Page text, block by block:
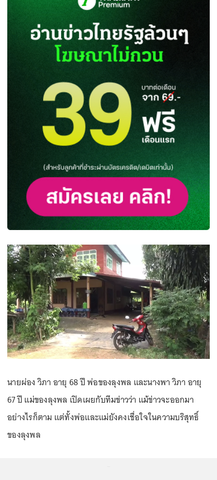
นายผ่อง วิภา อายุ 68 ปี พ่อของลุงพล และนางพา วิภา อายุ
67 ปี แม่ของลุงพล เปิดเผยกับทีมข่าวว่า แม้ข่าวจะออกมา
อย่างไรก็ตาม แต่ทั้งพ่อและแม่ยังคงเชื่อใจในความบริสุทธิ์
ของลุงพล